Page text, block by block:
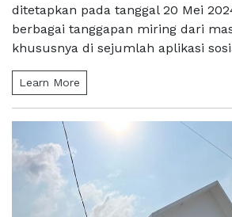
ditetapkan pada tanggal 20 Mei
berbagai tanggapan miring dari
khususnya di sejumlah aplikasi
Learn More